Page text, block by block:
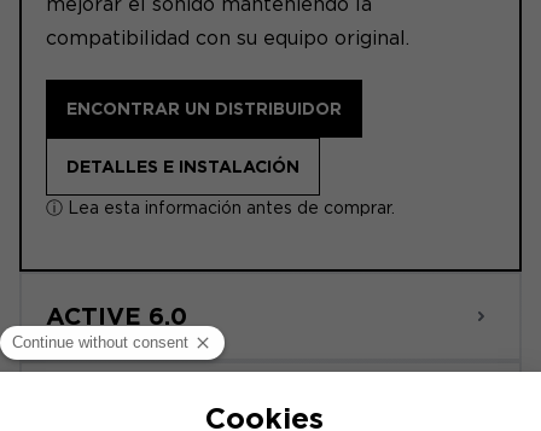
mejorar el sonido manteniendo la
compatibilidad con su equipo original.
ENCONTRAR UN DISTRIBUIDOR
DETALLES E INSTALACIÓN
ⓘ Lea esta información antes de comprar.
ACTIVE 6.0